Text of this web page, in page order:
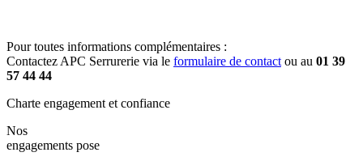
Pour toutes informations complémentaires :
Contactez APC Serrurerie via le formulaire de contact ou au 01 39
57 44 44
Charte engagement et confiance
Nos
engagements pose